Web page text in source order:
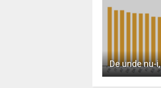
De unde nu-